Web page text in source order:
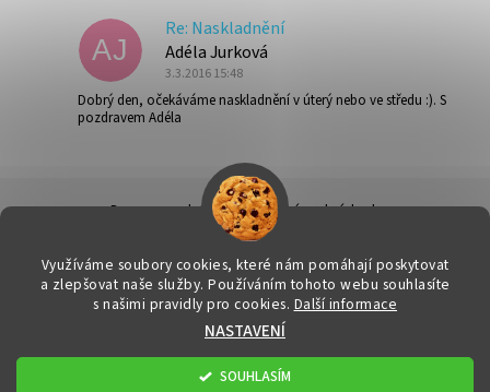
AJ
Re: Naskladnění
Adéla Jurková
3.3.2016 15:48
Dobrý den, očekáváme naskladnění v úterý nebo ve středu :). S
pozdravem Adéla
Doprava a platba | Obchodní podmínky |
| Info k nákupu & reklamační řád
Kontakty
2026 © FitStore.cz - Váš eshop s doplňky stravy, všechna práva
Upravit nastavení cookies
Vytvořil Shoptet
Využíváme soubory cookies, které nám pomáhají poskytovat
a zlepšovat naše služby. Používáním tohoto webu souhlasíte
s našimi pravidly pro cookies. Další informace
NASTAVENÍ
SOUHLASÍM